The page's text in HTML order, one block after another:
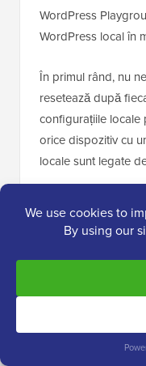
WordPress
WordPress local în
În primul rând, nu
resetează după
configurațiile locale
orice dispozitiv cu
locale sunt legate
rapide și învățare,
computerul
flexibilitate pentru
Pentru un ghid
cum să